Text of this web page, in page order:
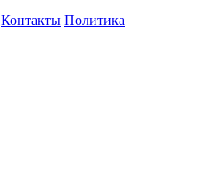
Контакты Политика